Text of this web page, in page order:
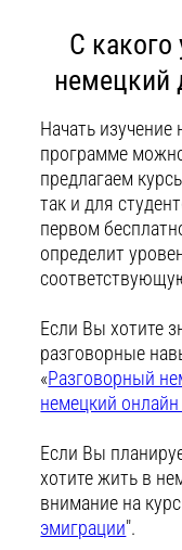
С
немецкий
Начать
программе
предлагаем
так и для
первом
определит
Если Вы хотите
разговорные
«Разговорный
немецкий
Если Вы
хотите жить в
внимание на
эмиграции".